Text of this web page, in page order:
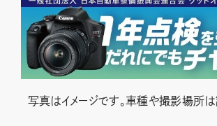
写真はイメージです。車種や撮影場所